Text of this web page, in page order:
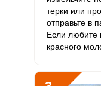
Магний
Натрий
Фосфор
терки или
отправьте в
Если любите
красного